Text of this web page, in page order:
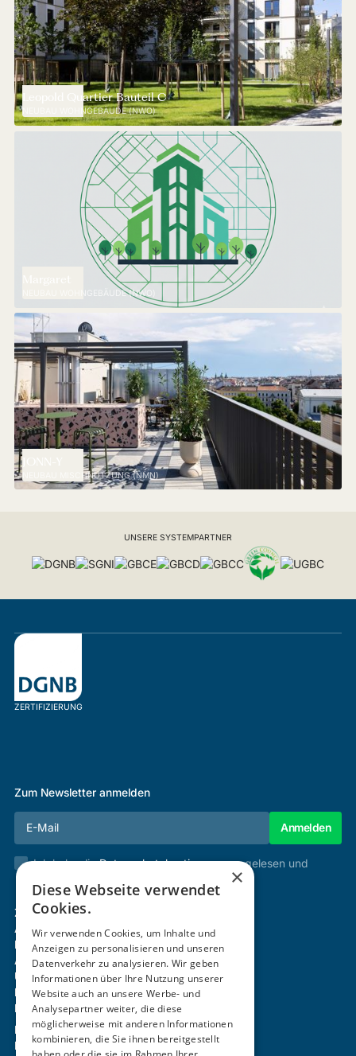
Leopold Quartier Bauteil C
NEUBAU WOHNGEBÄUDE (NWO)
NEUBAU WOHNGEBÄUDE (NWO)
NEUBAU MISCHNUTZUNG (NMN)
UNSERE SYSTEMPARTNER
ZERTIFIZIERUNG
Zum Newsletter anmelden
Ich habe dieDatenschutzbestimmungengelesen und
Zertifizierung & Verifikation
Akademie
Mitgliedschaft
Aktivitäten
Über uns
Login
Kontakt
Impressum
Datenschutz
×
Diese Webseite verwendet
Cookies.
Wir verwenden Cookies, um Inhalte und
Anzeigen zu personalisieren und unseren
Datenverkehr zu analysieren. Wir geben
Informationen über Ihre Nutzung unserer
Website auch an unsere Werbe- und
Analysepartner weiter, die diese
möglicherweise mit anderen Informationen
kombinieren, die Sie ihnen bereitgestellt